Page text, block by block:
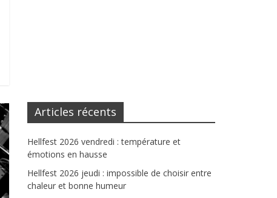
Articles récents
Hellfest 2026 vendredi : température et
émotions en hausse
Hellfest 2026 jeudi : impossible de choisir entre
chaleur et bonne humeur